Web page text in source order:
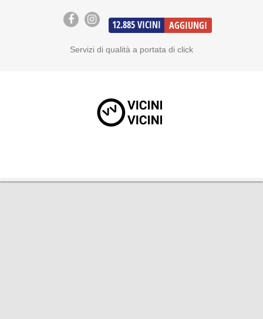
12.885 VICINI AGGIUNGI
Servizi di qualità a portata di click